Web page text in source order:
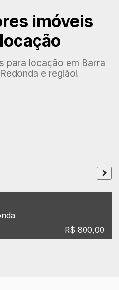
imóveis
para locação em Barra
e região!
R$ 800,00